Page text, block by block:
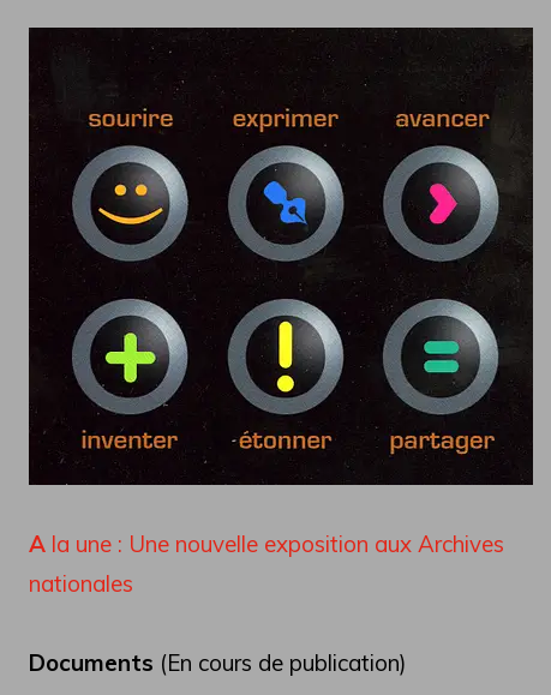
A la une : Une nouvelle exposition aux Archives
nationales
Documents (En cours de publication)